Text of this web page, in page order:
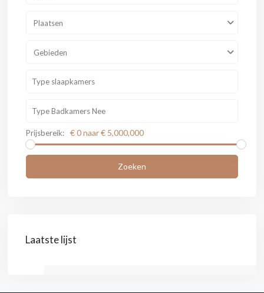
Plaatsen
Gebieden
Prijsbereik: € 0 naar € 5,000,000
Zoeken
Laatste lijst